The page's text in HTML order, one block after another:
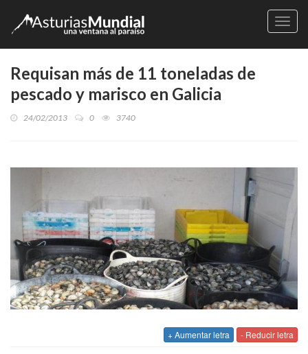
Requisan más de 11 toneladas de
pescado y marisco en Galicia
24/02/2013 0 3740
+ Aumentar letra - Reducir letra